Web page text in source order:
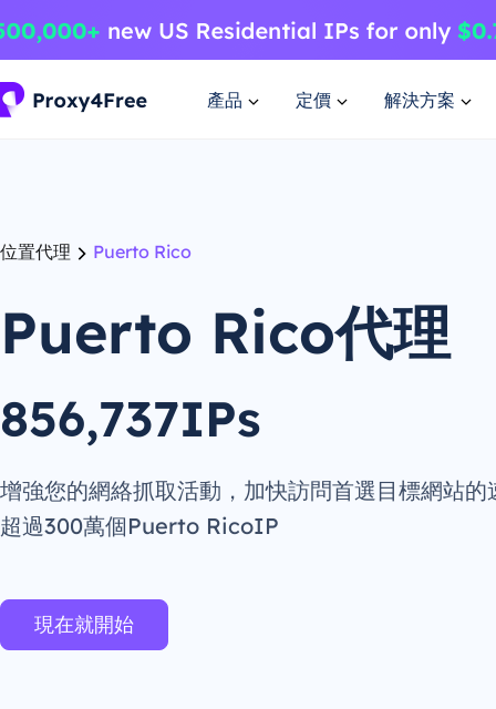
產品 定價 解決方案
位置代理 Puerto Rico
Puerto Rico代理
856,737IPs
增強您的網絡抓取活動，加快訪問首選目標網站的
超過300萬個Puerto RicoIP
現在就開始